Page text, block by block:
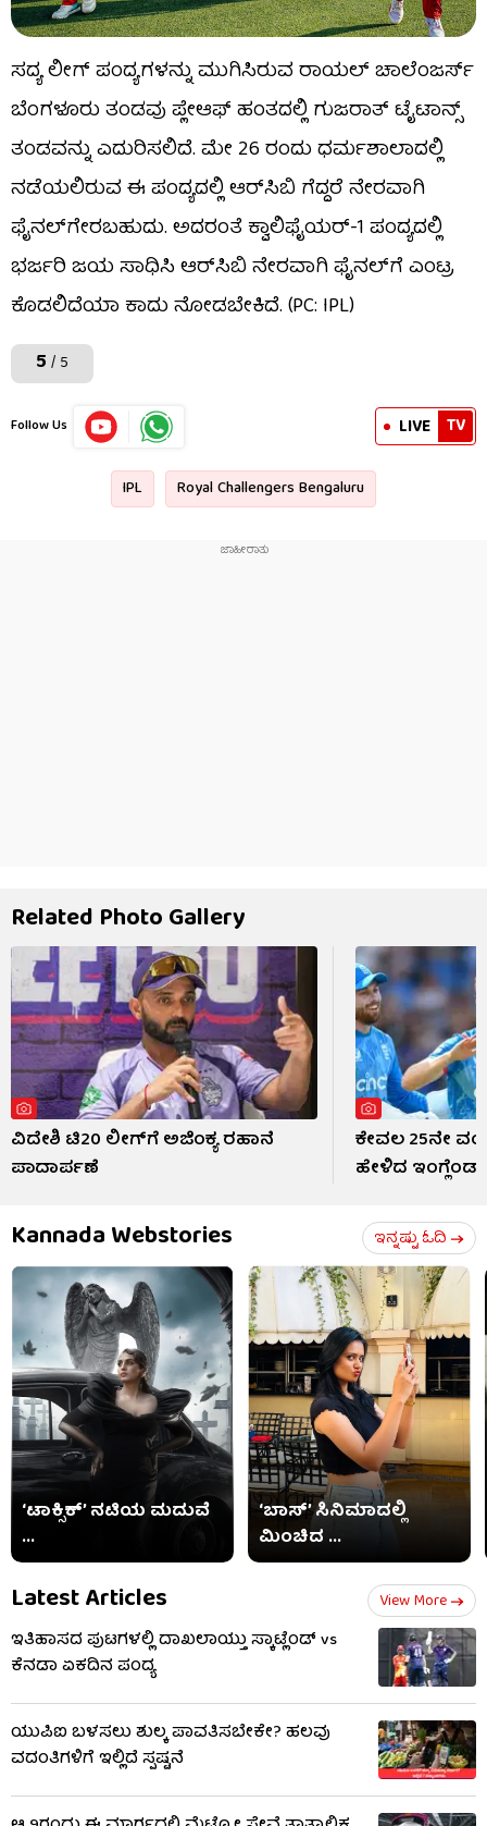
ಸದ್ಯ ಲೀಗ್ ಪಂದ್ಯಗಳನ್ನು ಮುಗಿಸಿರುವ ರಾಯಲ್ ಚಾಲೆಂಜರ್ಸ್
ಬೆಂಗಳೂರು ತಂಡವು ಪ್ಲೇಆಫ್ ಹಂತದಲ್ಲಿ ಗುಜರಾತ್ ಟೈಟಾನ್ಸ್
ತಂಡವನ್ನು ಎದುರಿಸಲಿದೆ. ಮೇ 26 ರಂದು ಧರ್ಮಶಾಲಾದಲ್ಲಿ
ನಡೆಯಲಿರುವ ಈ ಪಂದ್ಯದಲ್ಲಿ ಆರ್​ಸಿಬಿ ಗೆದ್ದರೆ ನೇರವಾಗಿ
ಫೈನಲ್​ಗೇರಬಹುದು. ಅದರಂತೆ ಕ್ವಾಲಿಫೈಯರ್-1 ಪಂದ್ಯದಲ್ಲಿ
ಭರ್ಜರಿ ಜಯ ಸಾಧಿಸಿ ಆರ್​ಸಿಬಿ ನೇರವಾಗಿ ಫೈನಲ್​ಗೆ ಎಂಟ್ರ
ಕೊಡಲಿದೆಯಾ ಕಾದು ನೋಡಬೇಕಿದೆ. (PC: IPL)
5 / 5
Follow Us LIVE TV
IPL Royal Challengers Bengaluru
Related Photo Gallery
ವಿದೇಶಿ ಟಿ20 ಲೀಗ್​ಗೆ ಅಜಿಂಕ್ಯ ರಹಾನೆ
ಪಾದಾರ್ಪಣೆ
ಕೇವಲ 25ನೇ
ಹೇಳಿದ ಇಂಗ್ಲೆಂಡ್‌
Kannada Webstories ಇನ್ನಷ್ಟು ಓದಿ
‘ಟಾಕ್ಸಿಕ್’ ನಟಿಯ ಮದುವೆ
...
‘ಬಾಸ್’ ಸಿನಿಮಾದಲ್ಲಿ
ಮಿಂಚಿದ ...
Latest Articles View More
ಇತಿಹಾಸದ ಪುಟಗಳಲ್ಲಿ ದಾಖಲಾಯ್ತು ಸ್ಕಾಟ್ಲೆಂಡ್ vs
ಕೆನಡಾ ಏಕದಿನ ಪಂದ್ಯ
ಯುಪಿಐ ಬಳಸಲು ಶುಲ್ಕ ಪಾವತಿಸಬೇಕೇ? ಹಲವು
ವದಂತಿಗಳಿಗೆ ಇಲ್ಲಿದೆ ಸ್ಪಷ್ಟನೆ